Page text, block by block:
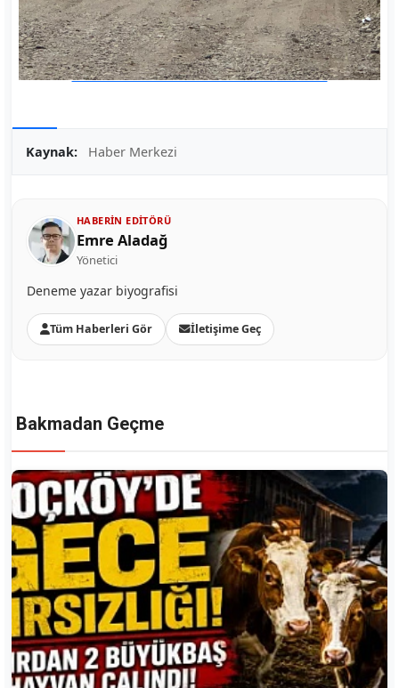
Kaynak: Haber Merkezi
HABERIN EDITÖRÜ
Emre Aladağ
Yönetici
Deneme yazar biyografisi
Tüm Haberleri Gör İletişime Geç
Bakmadan Geçme